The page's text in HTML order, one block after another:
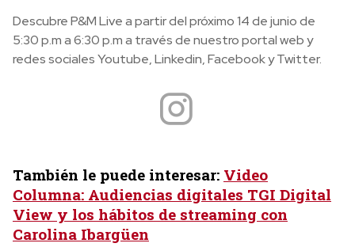
Descubre P&M Live a partir del próximo 14 de junio de
5:30 p.m a 6:30 p.m a través de nuestro portal web y
redes sociales Youtube, Linkedin, Facebook y Twitter.
También le puede interesar: Video
Columna: Audiencias digitales TGI Digital
View y los hábitos de streaming con
Carolina Ibargüen